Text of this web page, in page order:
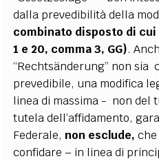
dalla prevedibilità della
combinato disposto di
1 e 20, comma 3, GG).
“Rechtsänderung” non sia
prevedibile, una modifica
linea di massima - non del
tutela dell’affidamento,
Federale, non esclude, che
confidare – in linea di